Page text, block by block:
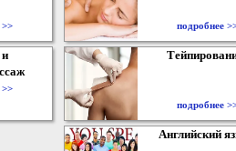
>> подробнее
>>
подробнее
Английский